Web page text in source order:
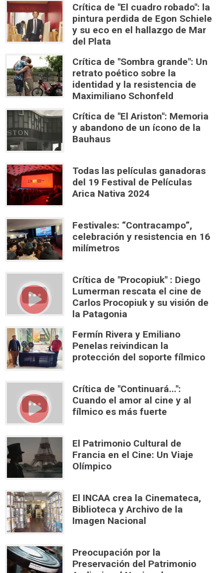
Crítica de "El cuadro robado": la
pintura perdida de Egon Schiele
y su eco en el hallazgo de Mar
del Plata
Crítica de "Sombra grande": Un
retrato poético sobre la
identidad y la resistencia de
Maximiliano Schonfeld
Crítica de "El Ariston": Memoria
y abandono de un ícono de la
Bauhaus
Todas las películas ganadoras
del 19 Festival de Películas
Arica Nativa 2024
Festivales: “Contracampo”,
celebración y resistencia en 16
milímetros
Crítica de "Procopiuk" : Diego
Lumerman rescata el cine de
Carlos Procopiuk y su visión de
la Patagonia
Fermín Rivera y Emiliano
Penelas reivindican la
protección del soporte fílmico
Crítica de "Continuará...":
Cuando el amor al cine y al
fílmico es más fuerte
El Patrimonio Cultural de
Francia en el Cine: Un Viaje
Olímpico
El INCAA crea la Cinemateca,
Biblioteca y Archivo de la
Imagen Nacional
Preocupación por la
Preservación del Patrimonio